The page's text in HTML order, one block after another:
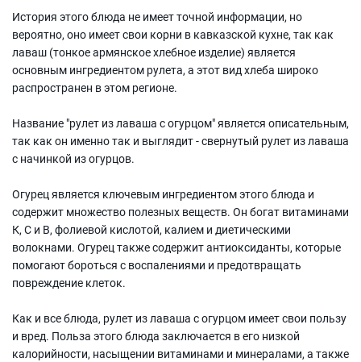
История этого блюда не имеет точной информации, но
вероятно, оно имеет свои корни в кавказской кухне, так как
лаваш (тонкое армянское хлебное изделие) является
основным ингредиентом рулета, а этот вид хлеба широко
распространен в этом регионе.
Название "рулет из лаваша с огурцом" является описательным,
так как он именно так и выглядит - свернутый рулет из лаваша
с начинкой из огурцов.
Огурец является ключевым ингредиентом этого блюда и
содержит множество полезных веществ. Он богат витаминами
К, С и В, фолиевой кислотой, калием и диетическими
волокнами. Огурец также содержит антиоксиданты, которые
помогают бороться с воспалениями и предотвращать
повреждение клеток.
Как и все блюда, рулет из лаваша с огурцом имеет свои пользу
и вред. Польза этого блюда заключается в его низкой
калорийности, насыщении витаминами и минералами, а также